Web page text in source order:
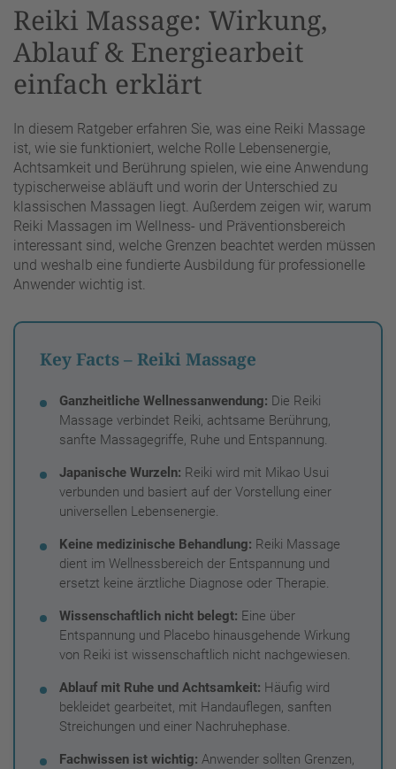
Reiki Massage: Wirkung,
Ablauf & Energiearbeit
einfach erklärt
In diesem Ratgeber erfahren Sie, was eine Reiki Massage
ist, wie sie funktioniert, welche Rolle Lebensenergie,
Achtsamkeit und Berührung spielen, wie eine Anwendung
typischerweise abläuft und worin der Unterschied zu
klassischen Massagen liegt. Außerdem zeigen wir, warum
Reiki Massagen im Wellness- und Präventionsbereich
interessant sind, welche Grenzen beachtet werden müssen
und weshalb eine fundierte Ausbildung für professionelle
Anwender wichtig ist.
Key Facts – Reiki Massage
Ganzheitliche Wellnessanwendung: Die Reiki
Massage verbindet Reiki, achtsame Berührung,
sanfte Massagegriffe, Ruhe und Entspannung.
Japanische Wurzeln: Reiki wird mit Mikao Usui
verbunden und basiert auf der Vorstellung einer
universellen Lebensenergie.
Keine medizinische Behandlung: Reiki Massage
dient im Wellnessbereich der Entspannung und
ersetzt keine ärztliche Diagnose oder Therapie.
Wissenschaftlich nicht belegt: Eine über
Entspannung und Placebo hinausgehende Wirkung
von Reiki ist wissenschaftlich nicht nachgewiesen.
Ablauf mit Ruhe und Achtsamkeit: Häufig wird
bekleidet gearbeitet, mit Handauflegen, sanften
Streichungen und einer Nachruhephase.
Fachwissen ist wichtig: Anwender sollten Grenzen,